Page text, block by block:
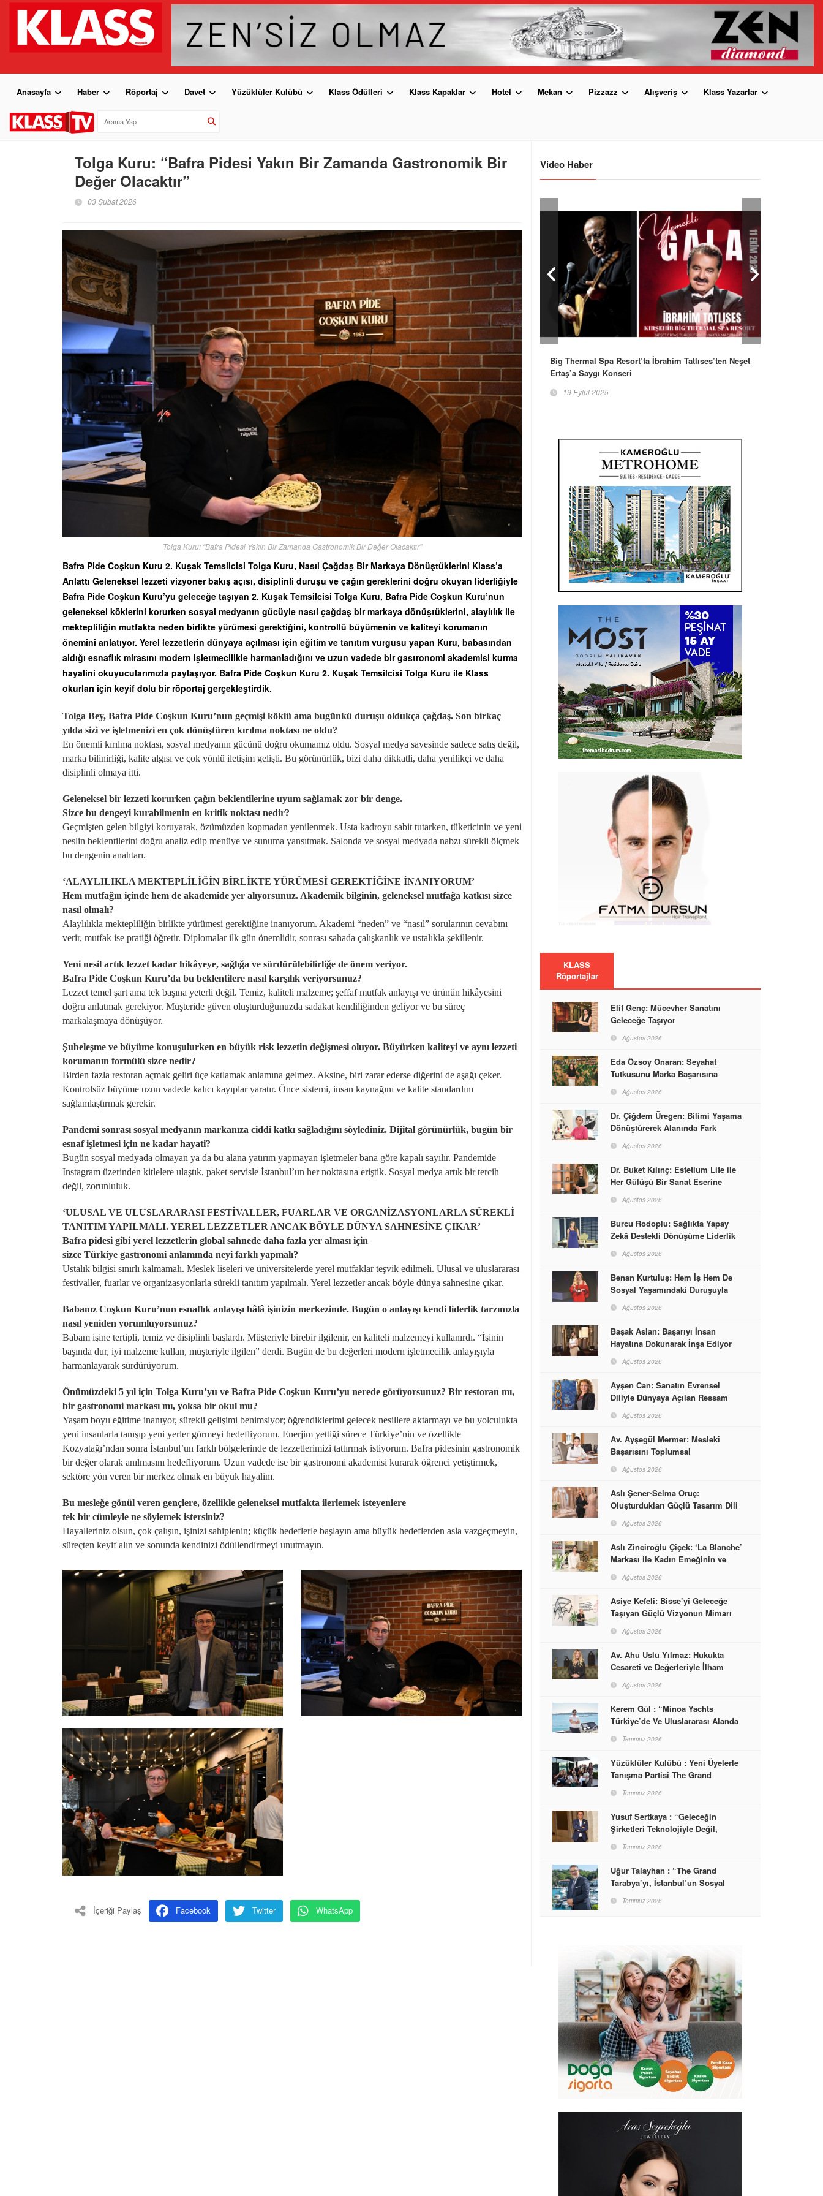
Anasayfa Haber Röportaj Davet Yüzüklüler Kulübü Klass Ödülleri Klass Kapaklar Hotel Mekan Pizzazz Alışveriş Klass Yazarlar
Tolga Kuru: “Bafra Pidesi Yakın Bir Zamanda Gastronomik Bir
Değer Olacaktır”
03 Şubat 2026
Tolga Kuru: “Bafra Pidesi Yakın Bir Zamanda Gastronomik Bir Değer Olacaktır”
Bafra Pide Coşkun Kuru 2. Kuşak Temsilcisi Tolga Kuru, Nasıl Çağdaş Bir Markaya Dönüştüklerini Klass’a
Anlattı Geleneksel lezzeti vizyoner bakış açısı, disiplinli duruşu ve çağın gereklerini doğru okuyan liderliğiyle
Bafra Pide Coşkun Kuru’yu geleceğe taşıyan 2. Kuşak Temsilcisi Tolga Kuru, Bafra Pide Coşkun Kuru’nun
geleneksel köklerini korurken sosyal medyanın gücüyle nasıl çağdaş bir markaya dönüştüklerini, alaylılık ile
mektepliliğin mutfakta neden birlikte yürümesi gerektiğini, kontrollü büyümenin ve kaliteyi korumanın
önemini anlatıyor. Yerel lezzetlerin dünyaya açılması için eğitim ve tanıtım vurgusu yapan Kuru, babasından
aldığı esnaflık mirasını modern işletmecilikle harmanladığını ve uzun vadede bir gastronomi akademisi kurma
hayalini okuyucularımızla paylaşıyor. Bafra Pide Coşkun Kuru 2. Kuşak Temsilcisi Tolga Kuru ile Klass
okurları için keyif dolu bir röportaj gerçekleştirdik.
Tolga Bey, Bafra Pide Coşkun Kuru’nun geçmişi köklü ama bugünkü duruşu oldukça çağdaş. Son birkaç
yılda sizi ve işletmenizi en çok dönüştüren kırılma noktası ne oldu?
En önemli kırılma noktası, sosyal medyanın gücünü doğru okumamız oldu. Sosyal medya sayesinde sadece satış değil,
marka bilinirliği, kalite algısı ve çok yönlü iletişim gelişti. Bu görünürlük, bizi daha dikkatli, daha yenilikçi ve daha
disiplinli olmaya itti.
Geleneksel bir lezzeti korurken çağın beklentilerine uyum sağlamak zor bir denge.
Sizce bu dengeyi kurabilmenin en kritik noktası nedir?
Geçmişten gelen bilgiyi koruyarak, özümüzden kopmadan yenilenmek. Usta kadroyu sabit tutarken, tüketicinin ve yeni
neslin beklentilerini doğru analiz edip menüye ve sunuma yansıtmak. Salonda ve sosyal medyada nabzı sürekli ölçmek
bu dengenin anahtarı.
‘ALAYLILIKLA MEKTEPLİLİĞİN BİRLİKTE YÜRÜMESİ GEREKTİĞİNE İNANIYORUM’
Hem mutfağın içinde hem de akademide yer alıyorsunuz. Akademik bilginin, geleneksel mutfağa katkısı sizce
nasıl olmalı?
Alaylılıkla mektepliliğin birlikte yürümesi gerektiğine inanıyorum. Akademi “neden” ve “nasıl” sorularının cevabını
verir, mutfak ise pratiği öğretir. Diplomalar ilk gün önemlidir, sonrası sahada çalışkanlık ve ustalıkla şekillenir.
Yeni nesil artık lezzet kadar hikâyeye, sağlığa ve sürdürülebilirliğe de önem veriyor.
Bafra Pide Coşkun Kuru’da bu beklentilere nasıl karşılık veriyorsunuz?
Lezzet temel şart ama tek başına yeterli değil. Temiz, kaliteli malzeme; şeffaf mutfak anlayışı ve ürünün hikâyesini
doğru anlatmak gerekiyor. Müşteride güven oluşturduğunuzda sadakat kendiliğinden geliyor ve bu süreç
markalaşmaya dönüşüyor.
Şubeleşme ve büyüme konuşulurken en büyük risk lezzetin değişmesi oluyor. Büyürken kaliteyi ve aynı lezzeti
korumanın formülü sizce nedir?
Birden fazla restoran açmak geliri üçe katlamak anlamına gelmez. Aksine, biri zarar ederse diğerini de aşağı çeker.
Kontrolsüz büyüme uzun vadede kalıcı kayıplar yaratır. Önce sistemi, insan kaynağını ve kalite standardını
sağlamlaştırmak gerekir.
Pandemi sonrası sosyal medyanın markanıza ciddi katkı sağladığını söylediniz. Dijital görünürlük, bugün bir
esnaf işletmesi için ne kadar hayati?
Bugün sosyal medyada olmayan ya da bu alana yatırım yapmayan işletmeler bana göre kapalı sayılır. Pandemide
Instagram üzerinden kitlelere ulaştık, paket servisle İstanbul’un her noktasına eriştik. Sosyal medya artık bir tercih
değil, zorunluluk.
‘ULUSAL VE ULUSLARARASI FESTİVALLER, FUARLAR VE ORGANİZASYONLARLA SÜREKLİ
TANITIM YAPILMALI. YEREL LEZZETLER ANCAK BÖYLE DÜNYA SAHNESİNE ÇIKAR’
Bafra pidesi gibi yerel lezzetlerin global sahnede daha fazla yer alması için
sizce Türkiye gastronomi anlamında neyi farklı yapmalı?
Ustalık bilgisi sınırlı kalmamalı. Meslek liseleri ve üniversitelerde yerel mutfaklar teşvik edilmeli. Ulusal ve uluslararası
festivaller, fuarlar ve organizasyonlarla sürekli tanıtım yapılmalı. Yerel lezzetler ancak böyle dünya sahnesine çıkar.
Babanız Coşkun Kuru’nun esnaflık anlayışı hâlâ işinizin merkezinde. Bugün o anlayışı kendi liderlik tarzınızla
nasıl yeniden yorumluyorsunuz?
Babam işine tertipli, temiz ve disiplinli başlardı. Müşteriyle birebir ilgilenir, en kaliteli malzemeyi kullanırdı. “İşinin
başında dur, iyi malzeme kullan, müşteriyle ilgilen” derdi. Bugün de bu değerleri modern işletmecilik anlayışıyla
harmanlayarak sürdürüyorum.
Önümüzdeki 5 yıl için Tolga Kuru’yu ve Bafra Pide Coşkun Kuru’yu nerede görüyorsunuz? Bir restoran mı,
bir gastronomi markası mı, yoksa bir okul mu?
Yaşam boyu eğitime inanıyor, sürekli gelişimi benimsiyor; öğrendiklerimi gelecek nesillere aktarmayı ve bu yolculukta
yeni insanlarla tanışıp yeni yerler görmeyi hedefliyorum. Enerjim yettiği sürece Türkiye’nin ve özellikle
Kozyatağı’ndan sonra İstanbul’un farklı bölgelerinde de lezzetlerimizi tattırmak istiyorum. Bafra pidesinin gastronomik
bir değer olarak anılmasını hedefliyorum. Uzun vadede ise bir gastronomi akademisi kurarak öğrenci yetiştirmek,
sektöre yön veren bir merkez olmak en büyük hayalim.
Bu mesleğe gönül veren gençlere, özellikle geleneksel mutfakta ilerlemek isteyenlere
tek bir cümleyle ne söylemek istersiniz?
Hayalleriniz olsun, çok çalışın, işinizi sahiplenin; küçük hedeflerle başlayın ama büyük hedeflerden asla vazgeçmeyin,
süreçten keyif alın ve sonunda kendinizi ödüllendirmeyi unutmayın.
İçeriği Paylaş Facebook Twitter WhatsApp
Video Haber
Big Thermal Spa Resort’ta İbrahim Tatlıses’ten Neşet
Ertaş’a Saygı Konseri
19 Eylül 2025
KLASS
Röportajlar
Elif Genç: Mücevher Sanatını
Geleceğe Taşıyor
Ağustos 2026
Eda Özsoy Onaran: Seyahat
Tutkusunu Marka Başarısına
Ağustos 2026
Dr. Çiğdem Üregen: Bilimi Yaşama
Dönüştürerek Alanında Fark
Ağustos 2026
Dr. Buket Kılınç: Estetium Life ile
Her Gülüşü Bir Sanat Eserine
Ağustos 2026
Burcu Rodoplu: Sağlıkta Yapay
Zekâ Destekli Dönüşüme Liderlik
Ağustos 2026
Benan Kurtuluş: Hem İş Hem De
Sosyal Yaşamındaki Duruşuyla
Ağustos 2026
Başak Aslan: Başarıyı İnsan
Hayatına Dokunarak İnşa Ediyor
Ağustos 2026
Ayşen Can: Sanatın Evrensel
Diliyle Dünyaya Açılan Ressam
Ağustos 2026
Av. Ayşegül Mermer: Mesleki
Başarısını Toplumsal
Ağustos 2026
Aslı Şener-Selma Oruç:
Oluşturdukları Güçlü Tasarım Dili
Dünyasına İmzalarını Attılar
Ağustos 2026
Aslı Zinciroğlu Çiçek: ‘La Blanche’
Markası ile Kadın Emeğinin ve
Başarabileceğinin En Güzel
Örneğini Sunuyor
Ağustos 2026
Asiye Kefeli: Bisse’yi Geleceğe
Taşıyan Güçlü Vizyonun Mimarı
Ağustos 2026
Av. Ahu Uslu Yılmaz: Hukukta
Cesareti ve Değerleriyle İlham
Ağustos 2026
Kerem Gül : “Minoa Yachts
Türkiye’de Ve Uluslararası Alanda
Markası Olacak”
Temmuz 2026
Yüzüklüler Kulübü : Yeni Üyelerle
Tanışma Partisi The Grand
Temmuz 2026
Yusuf Sertkaya : “Geleceğin
Şirketleri Teknolojiyle Değil,
Temmuz 2026
Uğur Talayhan : “The Grand
Tarabya’yı, İstanbul’un Sosyal
Destinasyon Haline Getirmeyi
Temmuz 2026